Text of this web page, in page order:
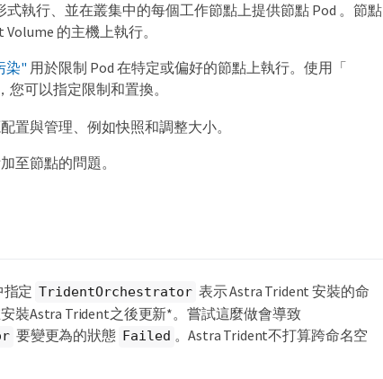
式執行、並在叢集中的每個工作節點上提供節點 Pod 。節點
的主機上執行。
染" 用於限制 Pod 在特定或偏好的節點上執行。使用「
，您可以指定限制和置換。
置與管理、例如快照和調整大小。
至節點的問題。
指定 TridentOrchestrator 表示 Astra Trident 安裝的命
裝Astra Trident之後更新*。嘗試這麼做會導致
要變更為的狀態 Failed 。Astra Trident不打算跨命名空